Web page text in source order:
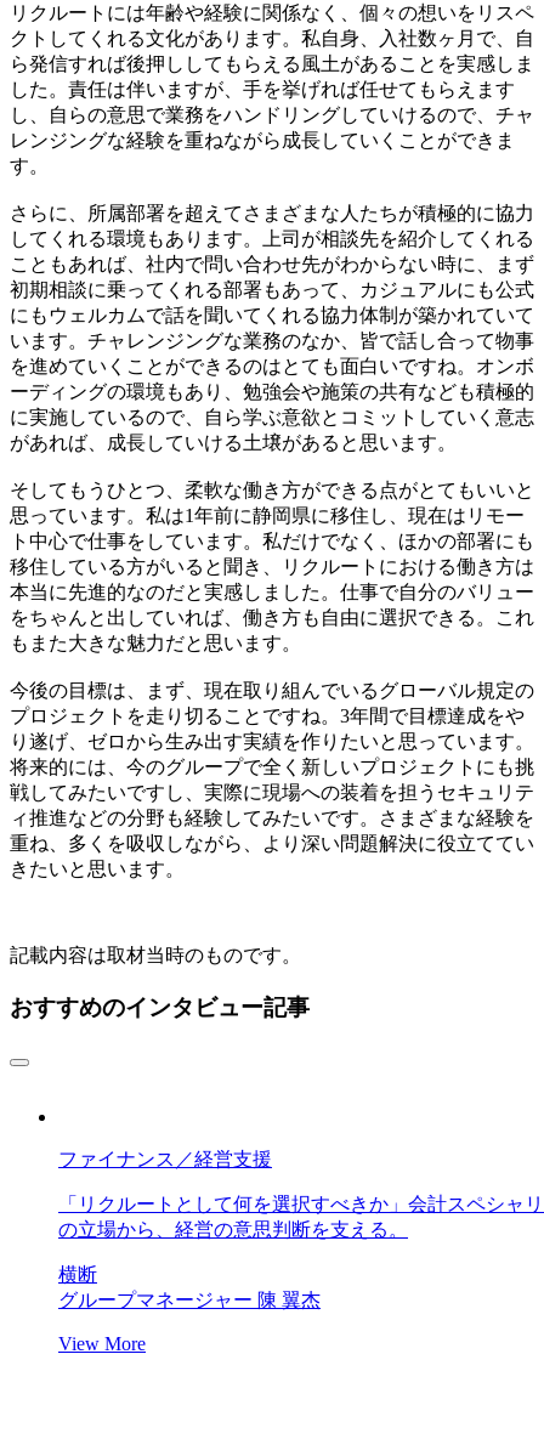
リクルートには年齢や経験に関係なく、個々の想いをリスペ
クトしてくれる文化があります。私自身、入社数ヶ月で、自
ら発信すれば後押ししてもらえる風土があることを実感しま
した。責任は伴いますが、手を挙げれば任せてもらえます
し、自らの意思で業務をハンドリングしていけるので、チャ
レンジングな経験を重ねながら成長していくことができま
す。
さらに、所属部署を超えてさまざまな人たちが積極的に協力
してくれる環境もあります。上司が相談先を紹介してくれる
こともあれば、社内で問い合わせ先がわからない時に、まず
初期相談に乗ってくれる部署もあって、カジュアルにも公式
にもウェルカムで話を聞いてくれる協力体制が築かれていて
います。チャレンジングな業務のなか、皆で話し合って物事
を進めていくことができるのはとても面白いですね。オンボ
ーディングの環境もあり、勉強会や施策の共有なども積極的
に実施しているので、自ら学ぶ意欲とコミットしていく意志
があれば、成長していける土壌があると思います。
そしてもうひとつ、柔軟な働き方ができる点がとてもいいと
思っています。私は1年前に静岡県に移住し、現在はリモー
ト中心で仕事をしています。私だけでなく、ほかの部署にも
移住している方がいると聞き、リクルートにおける働き方は
本当に先進的なのだと実感しました。仕事で自分のバリュー
をちゃんと出していれば、働き方も自由に選択できる。これ
もまた大きな魅力だと思います。
今後の目標は、まず、現在取り組んでいるグローバル規定の
プロジェクトを走り切ることですね。3年間で目標達成をや
り遂げ、ゼロから生み出す実績を作りたいと思っています。
将来的には、今のグループで全く新しいプロジェクトにも挑
戦してみたいですし、実際に現場への装着を担うセキュリテ
ィ推進などの分野も経験してみたいです。さまざまな経験を
重ね、多くを吸収しながら、より深い問題解決に役立ててい
きたいと思います。
記載内容は取材当時のものです。
おすすめのインタビュー記事
ファイナンス／経営支援
「リクルートとして何を選択すべきか」会計スペシャ
の立場から、経営の意思判断を支える。
横断
グループマネージャー 陳 翼杰
View More